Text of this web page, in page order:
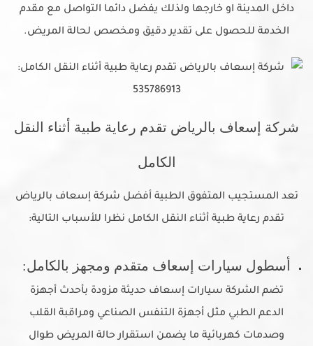
داخل المدينة او خارجها ولذلك يفضل دائما التواصل مع مقدم
الخدمة للحصول على تقدير دقيق ومخصص لحالة المريض.
شركة إسعاف بالرياض تقدم رعاية طبية أثناء النقل
الكامل
تعد المستجيب المتفوق الطبية أفضل شركة إسعاف بالرياض
تقدم رعاية طبية أثناء النقل الكامل نظرا للأسباب التالية:
أسطول سيارات إسعاف متقدم ومجهز بالكامل:
تضم الشركة سيارات إسعاف حديثة مزودة بأحدث أجهزة
الدعم الطبي مثل أجهزة التنفس الصناعي ومراقبة القلب
وصدمات كهربائية ما يضمن استقرار حالة المريض طوال